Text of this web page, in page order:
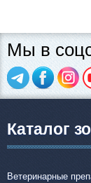
Мы в
Каталог
Ветеринарные